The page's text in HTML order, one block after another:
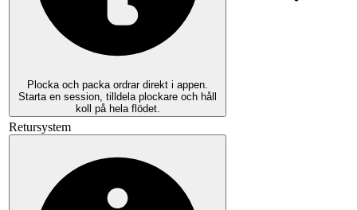
Plocka och packa ordrar direkt i appen.
Starta en session, tilldela plockare och håll
koll på hela flödet.
Retursystem